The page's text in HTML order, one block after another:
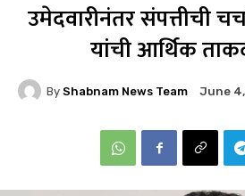
उमेदवारीनंतर संपत्तीची
यांची आर्थिक
By Shabnam News Team June